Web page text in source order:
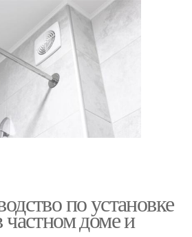
по установке
доме и